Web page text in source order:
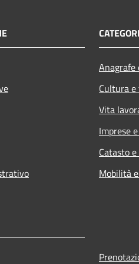
Cultura
Vita
Imprese
Catasto
Mobilità